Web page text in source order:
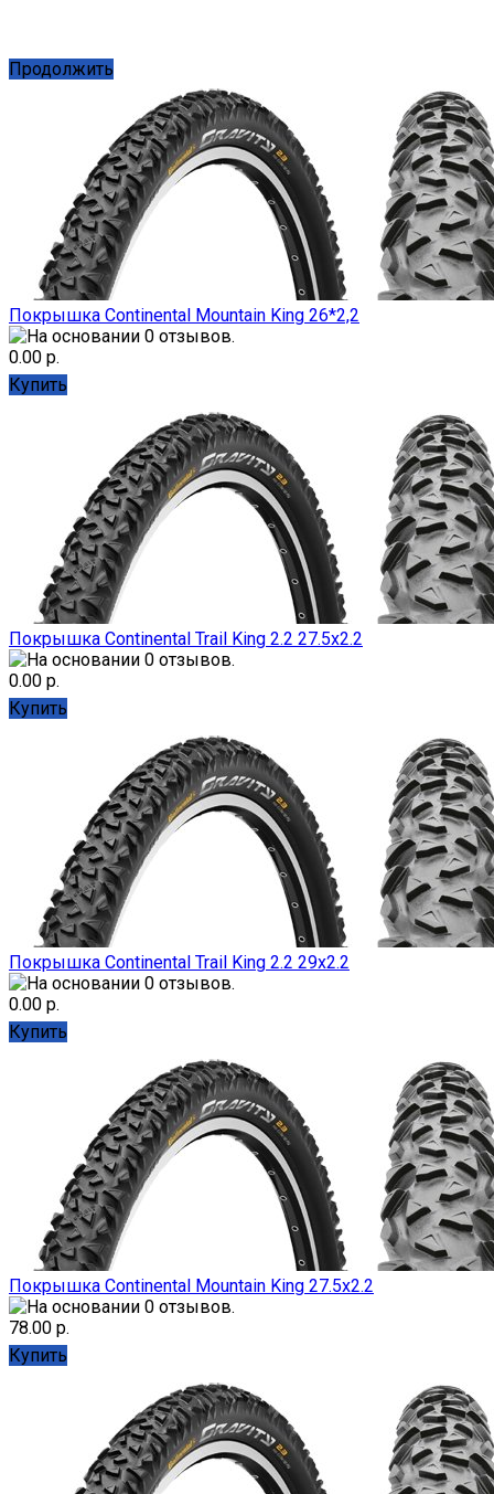
Продолжить
Покрышка Continental Mountain King 26*2,2
0.00 р.
Купить
Покрышка Continental Trail King 2.2 27.5x2.2
0.00 р.
Купить
Покрышка Continental Trail King 2.2 29x2.2
0.00 р.
Купить
Покрышка Continental Mountain King 27.5x2.2
78.00 р.
Купить